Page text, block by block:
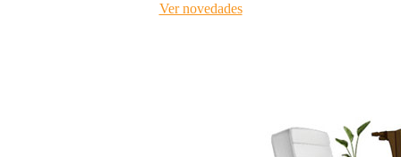
Ver novedades